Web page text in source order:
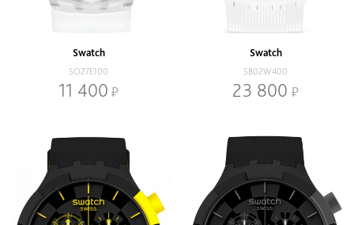
Наличие
Со скидкой
Кварцевый
Механический
Диаметр, мм
Swatch
SO27E100
11 400
Swatch
SB02W400
23 800